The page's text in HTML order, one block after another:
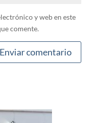
y web en este
comente.